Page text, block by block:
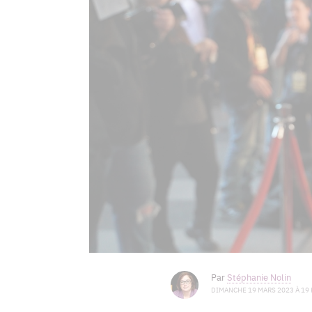
Par Stéphanie Nolin
DIMANCHE 19 MARS 2023 À 19